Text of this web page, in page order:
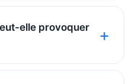
elle provoquer